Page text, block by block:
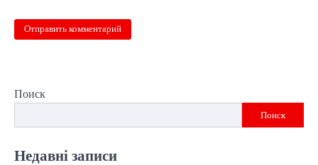
Поиск
Поиск
Недавні записи